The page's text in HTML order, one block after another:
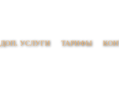
ДОП. УСЛУГИ ТАРИФЫ